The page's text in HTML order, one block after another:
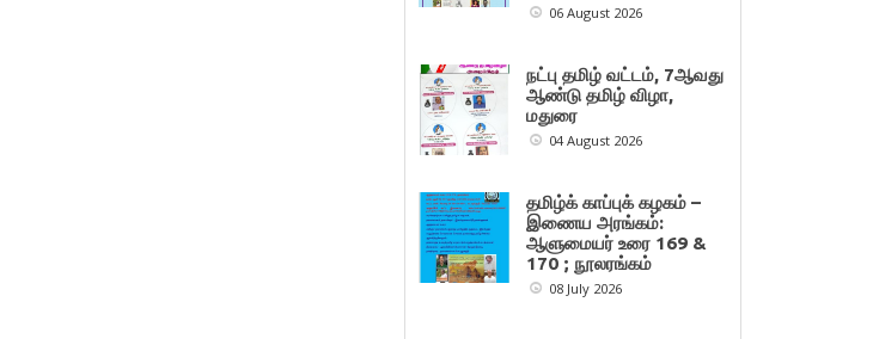
06 August 2026
நட்பு தமிழ் வட்டம், 7ஆவது
ஆண்டு தமிழ் விழா,
மதுரை
04 August 2026
தமிழ்க் காப்புக் கழகம் –
இணைய அரங்கம்:
ஆளுமையர் உரை 169 &
170 ; நூலரங்கம்
08 July 2026